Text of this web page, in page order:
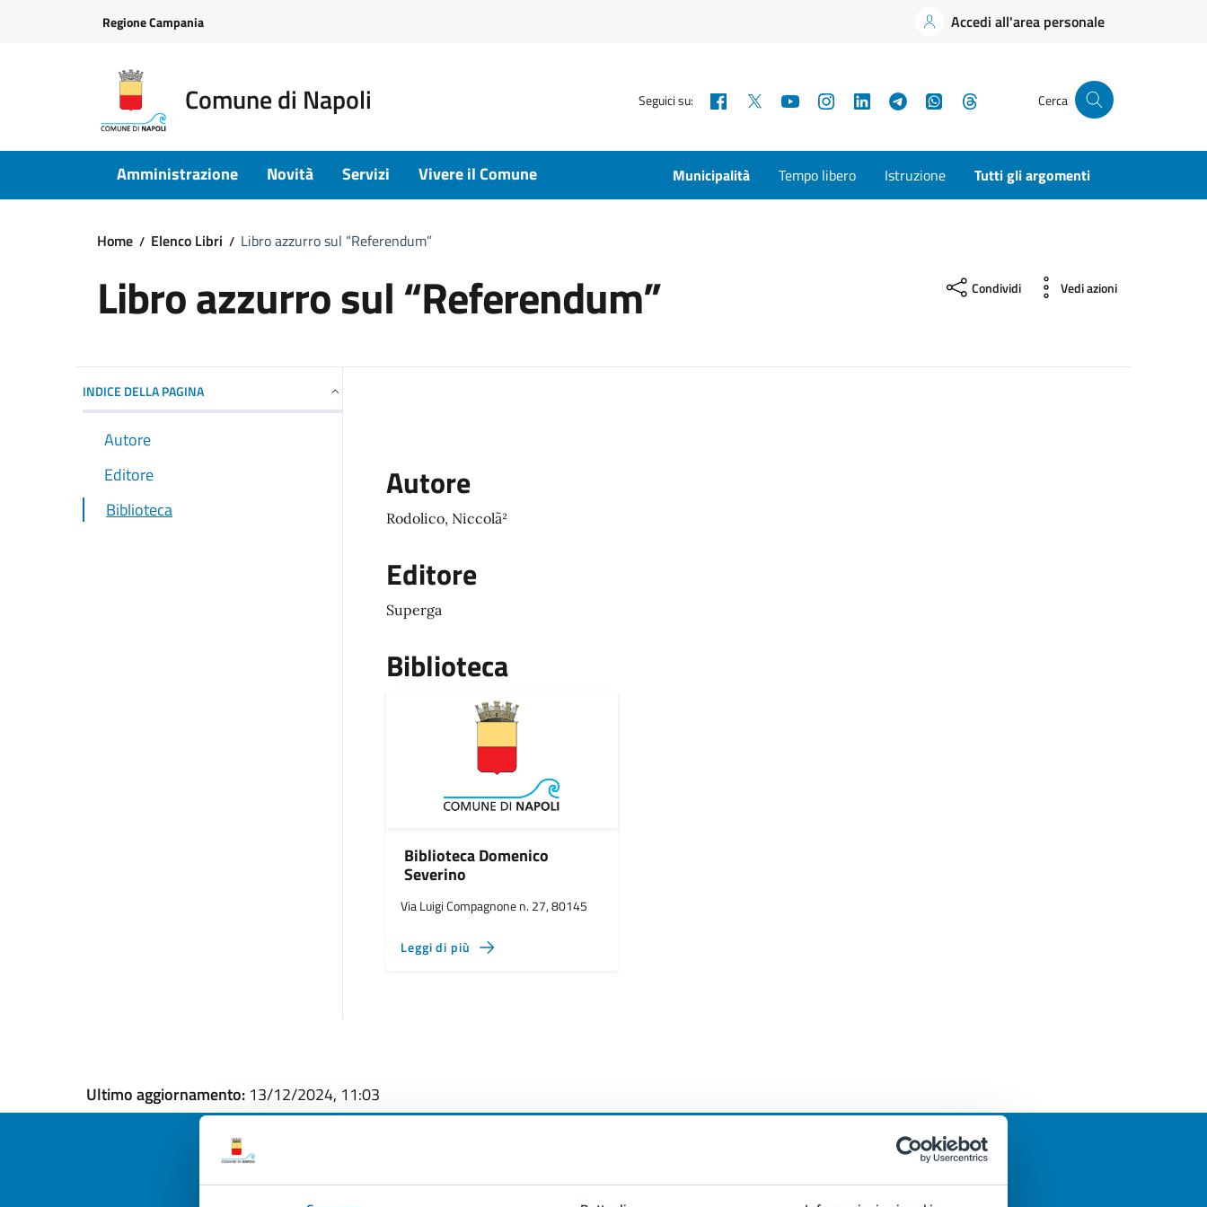
Regione Campania Accedi all'area personale
Comune di Napoli Seguici su: Facebook YouTubeInstagramLinkedInTelegramWhatsApp Cerca
Amministrazione Novità Servizi Vivere il Comune Municipalità Tempo libero Istruzione Tutti gli argomenti
Home Elenco Libri Libro azzurro sul “Referendum”
Libro azzurro sul “Referendum” Condividi Vedi azioni
INDICE DELLA PAGINA
Autore
Editore
Biblioteca
Autore
Rodolico, Niccolã²
Editore
Superga
Biblioteca
Biblioteca Domenico
Severino
Via Luigi Compagnone n. 27, 80145
Leggi di più
Ultimo aggiornamento: 13/12/2024, 11:03